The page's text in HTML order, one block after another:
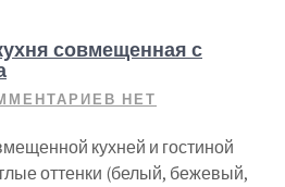
совмещенная с
НЕТ
кухней и гостиной
оттенки (белый, бежевый,